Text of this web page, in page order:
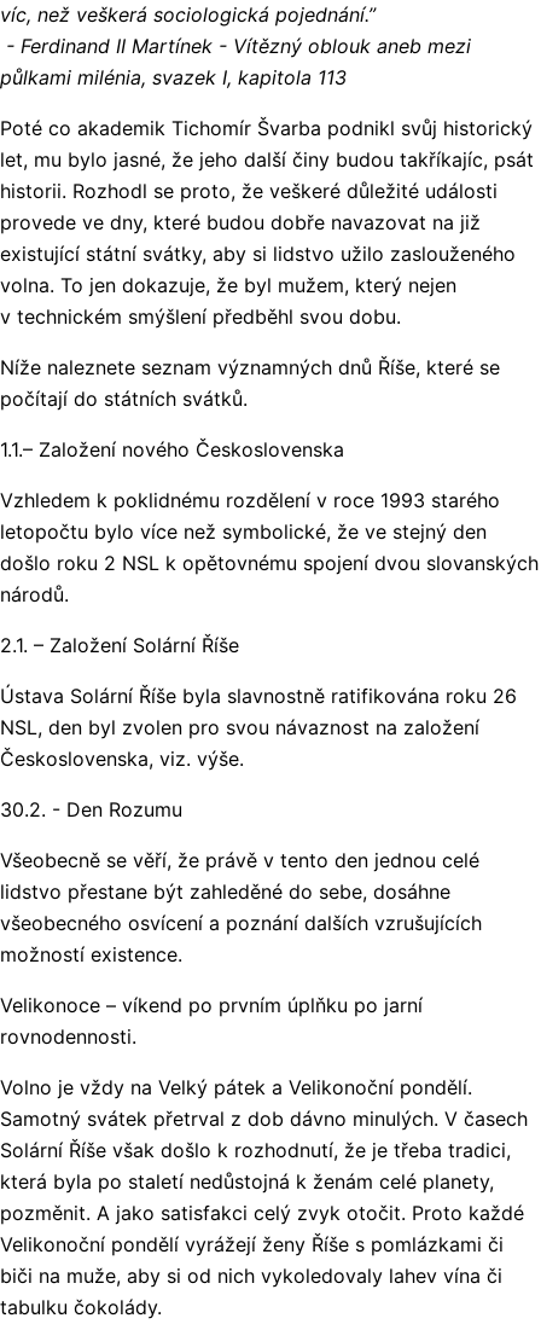
víc, než veškerá sociologická pojednání.”
- Ferdinand II Martínek - Vítězný oblouk aneb mezi
půlkami milénia, svazek I, kapitola 113
Poté co akademik Tichomír Švarba podnikl svůj historický
let, mu bylo jasné, že jeho další činy budou takříkajíc, psát
historii. Rozhodl se proto, že veškeré důležité události
provede ve dny, které budou dobře navazovat na již
existující státní svátky, aby si lidstvo užilo zaslouženého
volna. To jen dokazuje, že byl mužem, který nejen
v technickém smýšlení předběhl svou dobu.
Níže naleznete seznam významných dnů Říše, které se
počítají do státních svátků.
1.1.– Založení nového Československa
Vzhledem k poklidnému rozdělení v roce 1993 starého
letopočtu bylo více než symbolické, že ve stejný den
došlo roku 2 NSL k opětovnému spojení dvou slovanských
národů.
2.1. – Založení Solární Říše
Ústava Solární Říše byla slavnostně ratifikována roku 26
NSL, den byl zvolen pro svou návaznost na založení
Československa, viz. výše.
30.2. - Den Rozumu
Všeobecně se věří, že právě v tento den jednou celé
lidstvo přestane být zahleděné do sebe, dosáhne
všeobecného osvícení a poznání dalších vzrušujících
možností existence.
Velikonoce – víkend po prvním úplňku po jarní
rovnodennosti.
Volno je vždy na Velký pátek a Velikonoční pondělí.
Samotný svátek přetrval z dob dávno minulých. V časech
Solární Říše však došlo k rozhodnutí, že je třeba tradici,
která byla po staletí nedůstojná k ženám celé planety,
pozměnit. A jako satisfakci celý zvyk otočit. Proto každé
Velikonoční pondělí vyrážejí ženy Říše s pomlázkami či
biči na muže, aby si od nich vykoledovaly lahev vína či
tabulku čokolády.